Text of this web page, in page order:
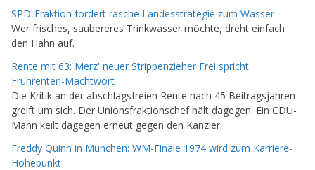
SPD-Fraktion fordert rasche Landesstrategie zum Wasser
Wer frisches, saubereres Trinkwasser möchte, dreht einfach
den Hahn auf.
Rente mit 63: Merz' neuer Strippenzieher Frei spricht
Frührenten-Machtwort
Die Kritik an der abschlagsfreien Rente nach 45 Beitragsjahren
greift um sich. Der Unionsfraktionschef hält dagegen. Ein CDU-
Mann keilt dagegen erneut gegen den Kanzler.
Freddy Quinn in München: WM-Finale 1974 wird zum Karriere-
Höhepunkt